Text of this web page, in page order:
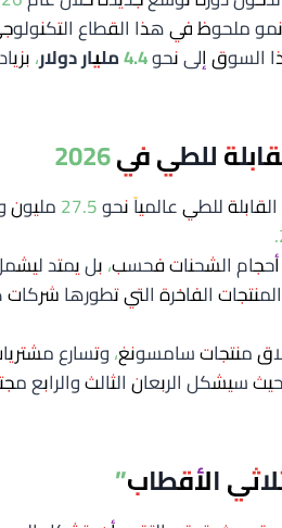
ملحوظ في هذا القطاع
السوق إلى نحو4.4 مليار دولار
،
للطي في 2026
يُتوقع أن تبلغ شحنات الشاشات القابلة
أحجام الشحنات فحسب، بل يمتد
الفاخرة التي تطورها
منتجات سامسونغ، وتسارع
سيشكل الربعان الثالث والرابع
الأقطاب”